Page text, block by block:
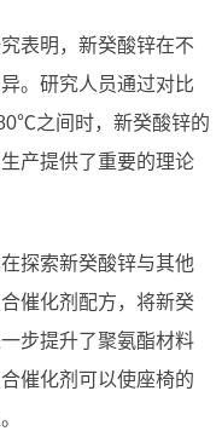
表明，新癸酸锌在不
。研究人员通过对比
之间时，新癸酸锌的
产提供了重要的理论
探索新癸酸锌与其他
催化剂配方，将新癸
步提升了聚氨酯材料
催化剂可以使座椅的